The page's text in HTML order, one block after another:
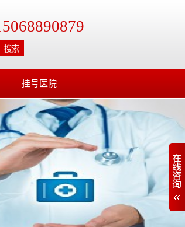
搜索
挂号医院